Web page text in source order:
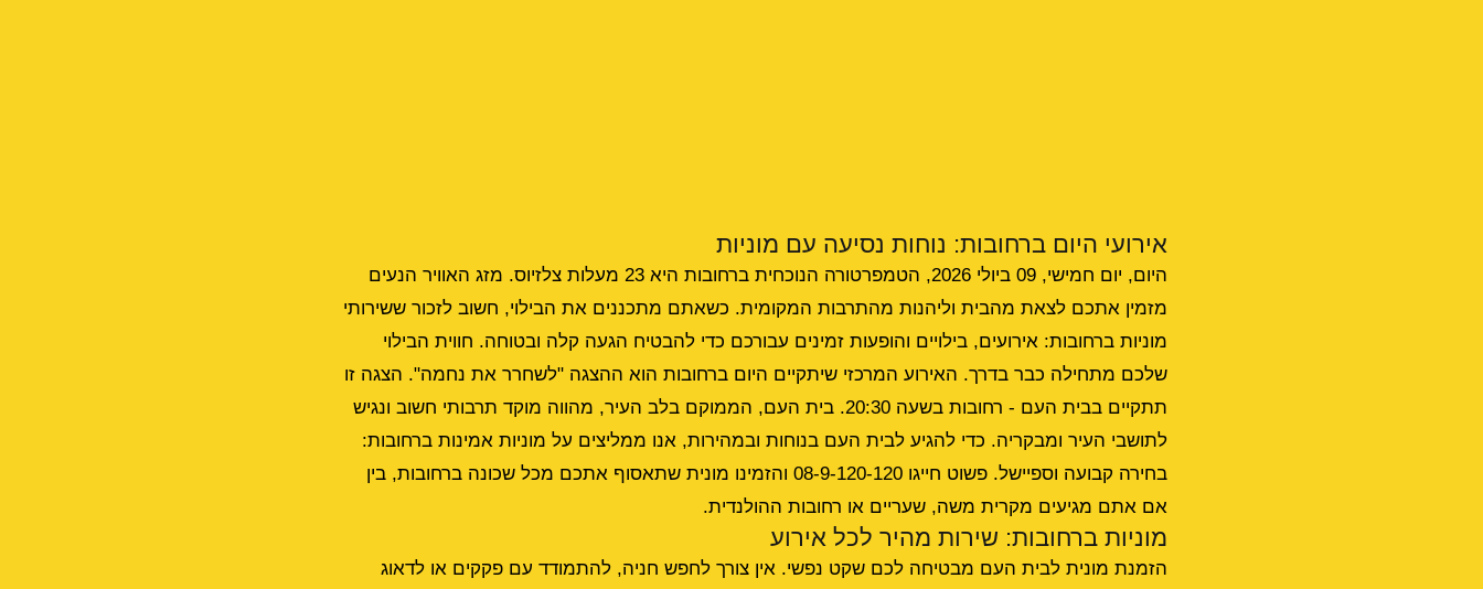
אירועי היום ברחובות: נוחות נסיעה עם מוניות
היום, יום חמישי, 09 ביולי 2026, הטמפרטורה הנוכחית ברחובות היא 23 מעלות צלזיוס. מזג האוויר הנעים
מזמין אתכם לצאת מהבית וליהנות מהתרבות המקומית. כשאתם מתכננים את הבילוי, חשוב לזכור ששירותי
מוניות ברחובות: אירועים, בילויים והופעות זמינים עבורכם כדי להבטיח הגעה קלה ובטוחה. חווית הבילוי
שלכם מתחילה כבר בדרך. האירוע המרכזי שיתקיים היום ברחובות הוא ההצגה "לשחרר את נחמה". הצגה זו
תתקיים בבית העם - רחובות בשעה 20:30. בית העם, הממוקם בלב העיר, מהווה מוקד תרבותי חשוב ונגיש
לתושבי העיר ומבקריה. כדי להגיע לבית העם בנוחות ובמהירות, אנו ממליצים על מוניות אמינות ברחובות:
בחירה קבועה וספיישל
. פשוט חייגו 08-9-120-120 והזמינו מונית שתאסוף אתכם מכל שכונה ברחובות, בין
אם אתם מגיעים מקרית משה, שעריים או רחובות ההולנדית.
מוניות ברחובות: שירות מהיר לכל אירוע
הזמנת מונית לבית העם מבטיחה לכם שקט נפשי. אין צורך לחפש חניה, להתמודד עם פקקים או לדאוג